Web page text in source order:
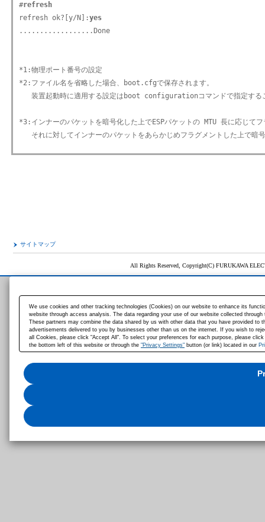
#refresh
refresh ok?[y/N]:yes
..................Done
*1:物理ポート番号の設定
*2:ファイル名を省略した場合、boot.cfgで保存されます。
装置起動時に適用する設定はboot configurationコマンドで指定す
*3:インナーのパケットを暗号化した上でESPパケットの MTU 長に応じて
サイトマップ
All Rights Reserved, Copyright(C) FURUKAWA
We use cookies and other tracking technologies (Cookies) on our website to enhance its
website through access analysis. The data regarding your use of our website collected
These partners may combine the data shared by us with other data that you have provided
advertisements delivered to you by businesses other than us on the internet. If you wish to
all Cookies, please click "Accept All". To select your preferences for each purpose, please click
the bottom left of this website or through the "Privacy Settings" button (or link) located in our